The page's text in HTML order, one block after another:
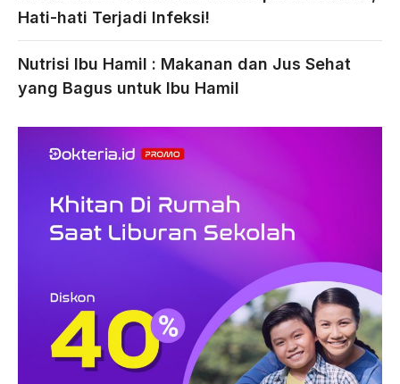
Hati-hati Terjadi Infeksi!
Nutrisi Ibu Hamil : Makanan dan Jus Sehat
yang Bagus untuk Ibu Hamil